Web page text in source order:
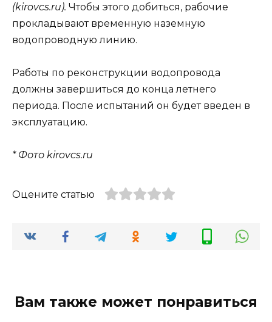
(kirovcs.ru). Чтобы этого добиться, рабочие
прокладывают временную наземную
водопроводную линию.
Работы по реконструкции водопровода
должны завершиться до конца летнего
периода. После испытаний он будет введен в
эксплуатацию.
* Фото kirovcs.ru
Оцените статью
Вам также может понравиться